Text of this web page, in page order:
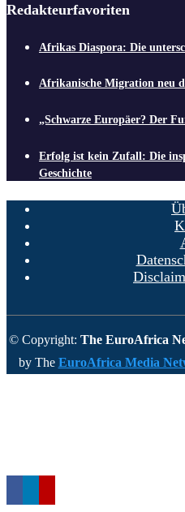
Redakteurfavoriten
Afrikas Diaspora: Die
Afrikanische Migration neu
„Schwarze Europäer? Der
Erfolg ist kein Zufall: Die
Geschichte
© Copyright: The EuroAfrica
by The EuroAfrica Media